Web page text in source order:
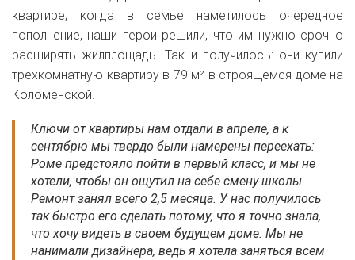
квартире; когда в семье наметилось очередное
пополнение, наши герои решили, что им нужно срочно
расширять жилплощадь. Так и получилось: они купили
трехкомнатную квартиру в 79 м² в строящемся доме на
Коломенской.
Ключи от квартиры нам отдали в апреле, а к
сентябрю мы твердо были намерены переехать:
Роме предстояло пойти в первый класс, и мы не
хотели, чтобы он ощутил на себе смену школы.
Ремонт занял всего 2,5 месяца. У нас получилось
так быстро его сделать потому, что я точно знала,
что хочу видеть в своем будущем доме. Мы не
нанимали дизайнера, ведь я хотела заняться всем